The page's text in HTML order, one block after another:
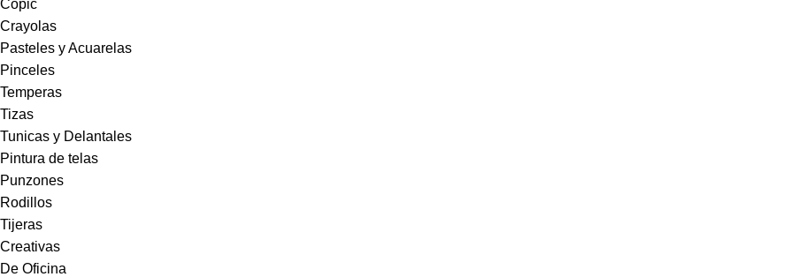
Copic
Crayolas
Pasteles y Acuarelas
Pinceles
Temperas
Tizas
Tunicas y Delantales
Pintura de telas
Punzones
Rodillos
Tijeras
Creativas
De Oficina